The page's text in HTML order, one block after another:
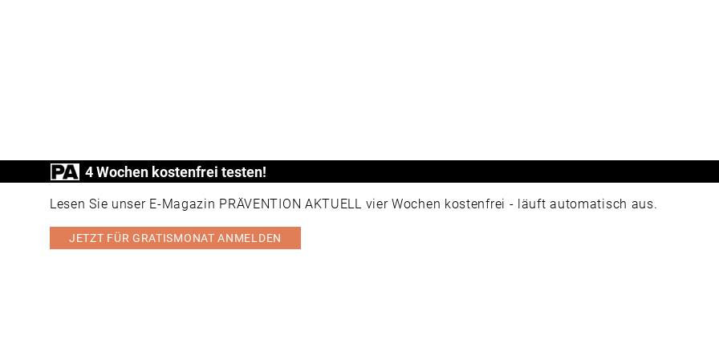
4 Wochen kostenfrei testen!
Lesen Sie unser E-Magazin PRÄVENTION AKTUELL vier Wochen kostenfrei - läuft automatisch aus.
JETZT FÜR GRATISMONAT ANMELDEN